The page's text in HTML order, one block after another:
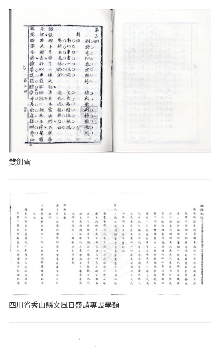
雙劍雪
四川省秀山縣文風日盛請專設學額